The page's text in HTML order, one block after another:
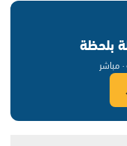
بلحظة
· مباشر